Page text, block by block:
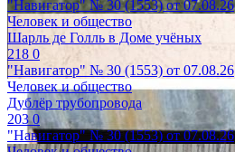
"Навигатор" № 30 (1553) от 07.08.26
Человек и общество
Шарль де Голль в Доме учёных
218 0
"Навигатор" № 30 (1553) от 07.08.26
Человек и общество
Дублёр трубопровода
2030
"Навигатор" № 30 (1553) от 07.08.26